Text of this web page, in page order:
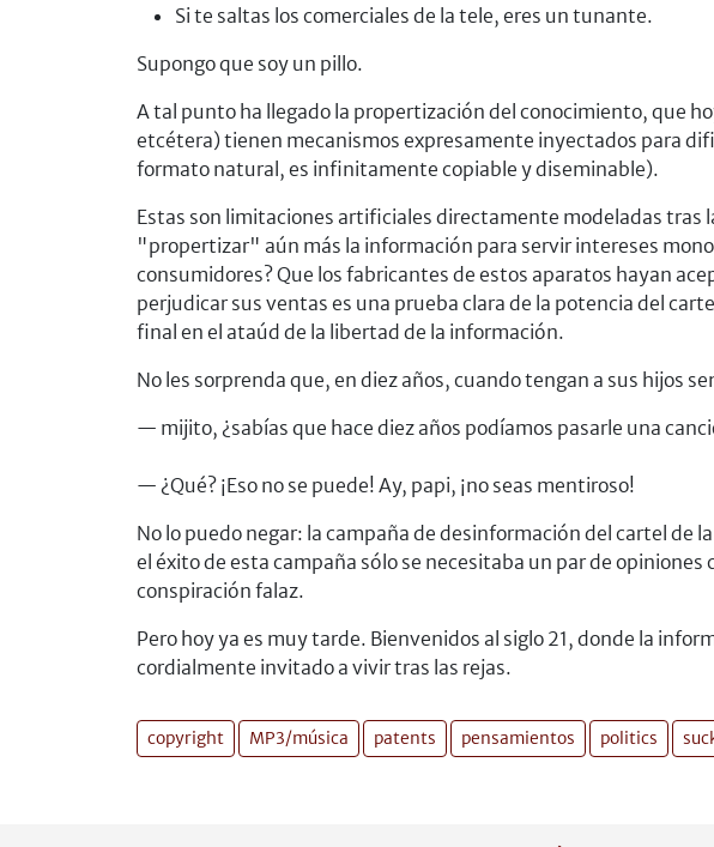
Si te saltas los comerciales de la tele, eres un tunante.
Supongo que soy un pillo.
A tal punto ha llegado la propertización del conocimiento, que
etcétera) tienen mecanismos expresamente inyectados para
formato natural, es infinitamente copiable y diseminable).
Estas son limitaciones artificiales directamente modeladas tras
"propertizar" aún más la información para servir intereses
consumidores? Que los fabricantes de estos aparatos hayan
perjudicar sus ventas es una prueba clara de la potencia del
final en el ataúd de la libertad de la información.
No les sorprenda que, en diez años, cuando tengan a sus hijos
— mijito, ¿sabías que hace diez años podíamos pasarle una
— ¿Qué? ¡Eso no se puede! Ay, papi, ¡no seas mentiroso!
No lo puedo negar: la campaña de desinformación del cartel
el éxito de esta campaña sólo se necesitaba un par de
conspiración falaz.
Pero hoy ya es muy tarde. Bienvenidos al siglo 21, donde la
cordialmente invitado a vivir tras las rejas.
copyright MP3/música patents pensamientos politics